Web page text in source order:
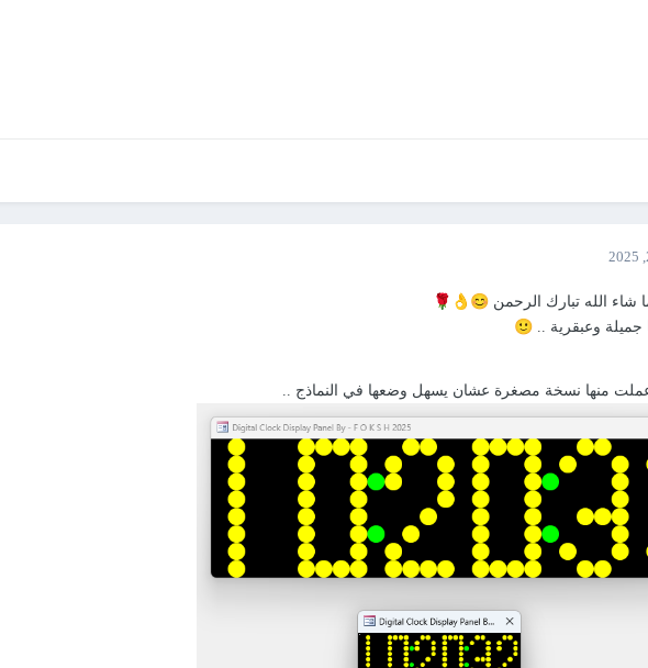
شاء الله تبارك الرحمن 😊
👌
🌹
جميلة وعبقرية .. 🙂
منها نسخة مصغرة عشان يسهل وضعها في النماذج ..